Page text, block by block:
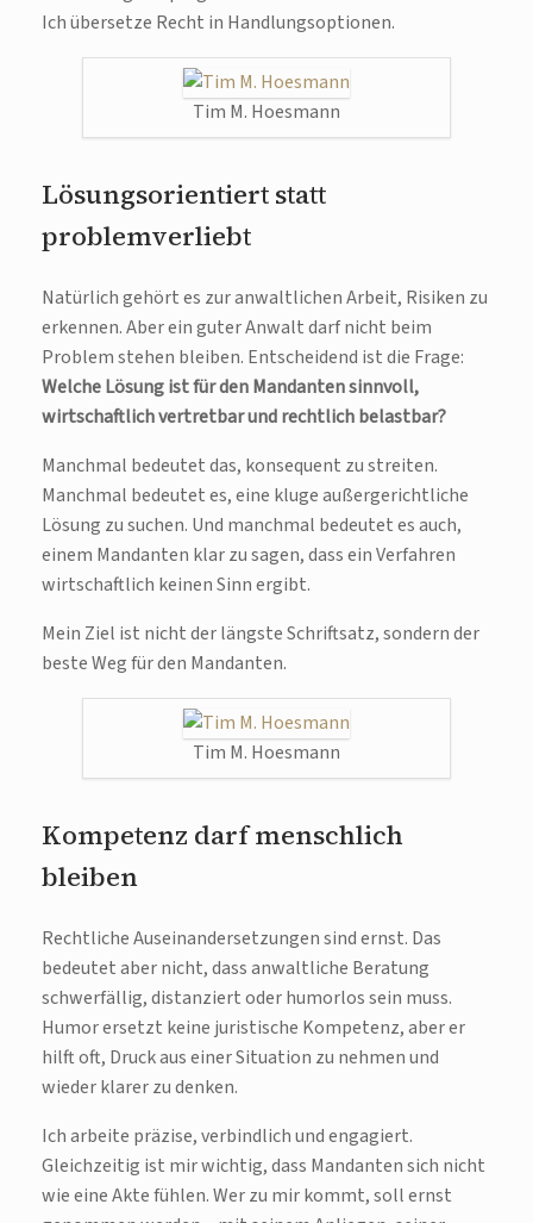
Ich übersetze Recht in Handlungsoptionen.
Tim M. Hoesmann
Lösungsorientiert statt
problemverliebt
Natürlich gehört es zur anwaltlichen Arbeit, Risiken zu
erkennen. Aber ein guter Anwalt darf nicht beim
Problem stehen bleiben. Entscheidend ist die Frage:
Welche Lösung ist für den Mandanten sinnvoll,
wirtschaftlich vertretbar und rechtlich belastbar?
Manchmal bedeutet das, konsequent zu streiten.
Manchmal bedeutet es, eine kluge außergerichtliche
Lösung zu suchen. Und manchmal bedeutet es auch,
einem Mandanten klar zu sagen, dass ein Verfahren
wirtschaftlich keinen Sinn ergibt.
Mein Ziel ist nicht der längste Schriftsatz, sondern der
beste Weg für den Mandanten.
Tim M. Hoesmann
Kompetenz darf menschlich
bleiben
Rechtliche Auseinandersetzungen sind ernst. Das
bedeutet aber nicht, dass anwaltliche Beratung
schwerfällig, distanziert oder humorlos sein muss.
Humor ersetzt keine juristische Kompetenz, aber er
hilft oft, Druck aus einer Situation zu nehmen und
wieder klarer zu denken.
Ich arbeite präzise, verbindlich und engagiert.
Gleichzeitig ist mir wichtig, dass Mandanten sich nicht
wie eine Akte fühlen. Wer zu mir kommt, soll ernst